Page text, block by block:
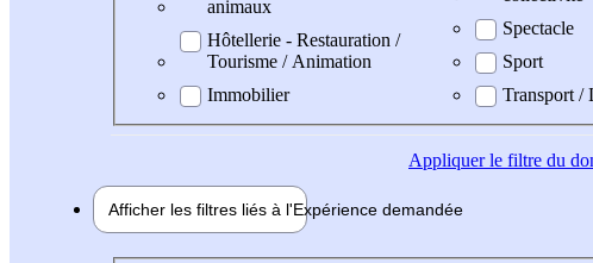
animaux
Hôtellerie - Restauration /
Tourisme / Animation
Immobilier
Spectacle
Sport
Transport /
Appliquerle filtre du
Afficher les filtres liés à l'Expérience demandée